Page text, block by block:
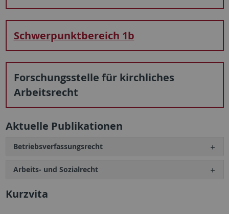
Schwerpunktbereich 1b
Forschungsstelle für kirchliches
Arbeitsrecht
Aktuelle Publikationen
Betriebsverfassungsrecht
Arbeits- und Sozialrecht
Kurzvita